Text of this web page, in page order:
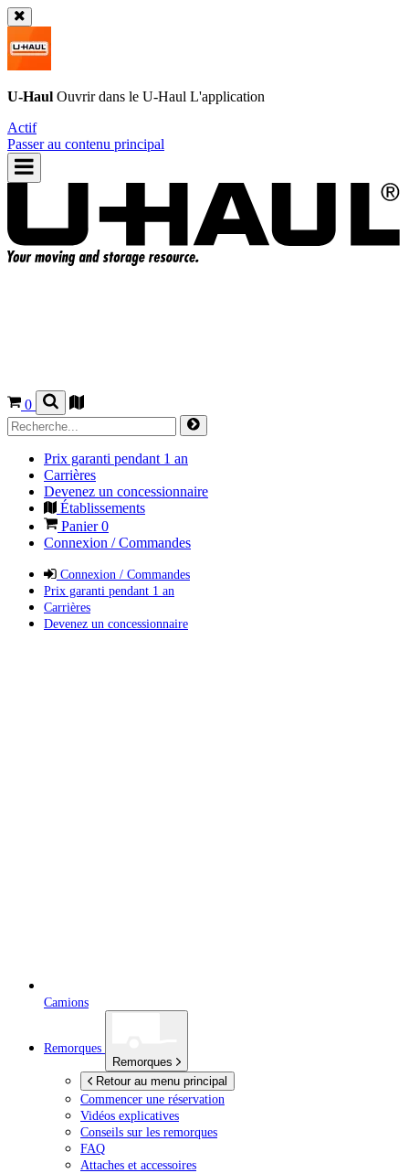
U-Haul Ouvrir dans le U-Haul L'application
Actif
Passer au contenu principal
0
Prix garanti pendant 1 an
Carrières
Devenez un concessionnaire
Établissements
Panier0
Connexion / Commandes
Connexion / Commandes
Prix garanti pendant 1 an
Carrières
Devenez un concessionnaire
Camions
Remorques
Remorques
Retour au menu principal
Commencer une réservation
Vidéos explicatives
Conseils sur les remorques
FAQ
Attaches et accessoires